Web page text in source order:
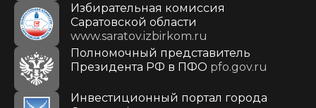
Избирательная комиссия
Саратовской области
www.saratov.izbirkom.ru
Полномочный представитель
Президента РФ в ПФО pfo.gov.ru
Инвестиционный портал города